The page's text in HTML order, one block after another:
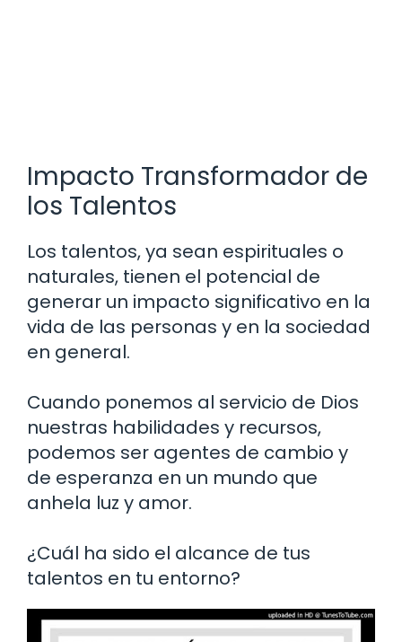
Impacto Transformador de
los Talentos
Los talentos, ya sean espirituales o
naturales, tienen el potencial de
generar un impacto significativo en la
vida de las personas y en la sociedad
en general.
Cuando ponemos al servicio de Dios
nuestras habilidades y recursos,
podemos ser agentes de cambio y
de esperanza en un mundo que
anhela luz y amor.
¿Cuál ha sido el alcance de tus
talentos en tu entorno?